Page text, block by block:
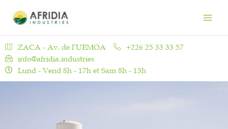
ZACA - Av. de l’UEMOA
+226 25 33 33 57
info@afridia.industries
Lund - Vend 8h - 17h et Sam 8h - 13h